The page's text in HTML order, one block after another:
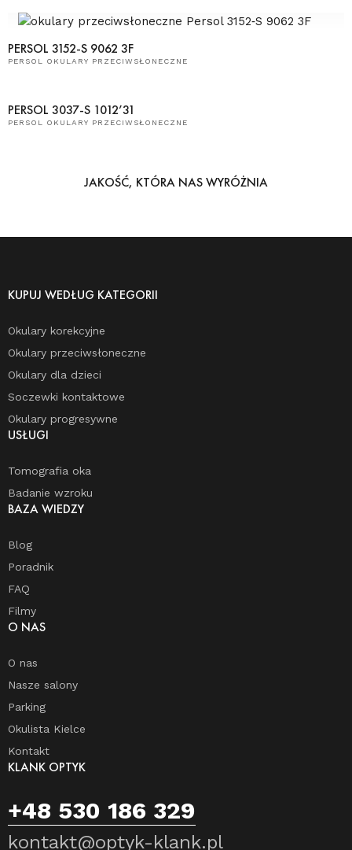
PERSOL 3152-S 9062 3F
PERSOL OKULARY PRZECIWSŁONECZNE
PERSOL 3037-S 1012’31
PERSOL OKULARY PRZECIWSŁONECZNE
JAKOŚĆ, KTÓRA NAS WYRÓŻNIA
KUPUJ WEDŁUG KATEGORII
Okulary korekcyjne
Okulary przeciwsłoneczne
Okulary dla dzieci
Soczewki kontaktowe
Okulary progresywne
USŁUGI
Tomografia oka
Badanie wzroku
BAZA WIEDZY
Blog
Poradnik
FAQ
Filmy
O NAS
O nas
Nasze salony
Parking
Okulista Kielce
Kontakt
KLANK OPTYK
+48 530 186 329
kontakt@optyk-klank.pl